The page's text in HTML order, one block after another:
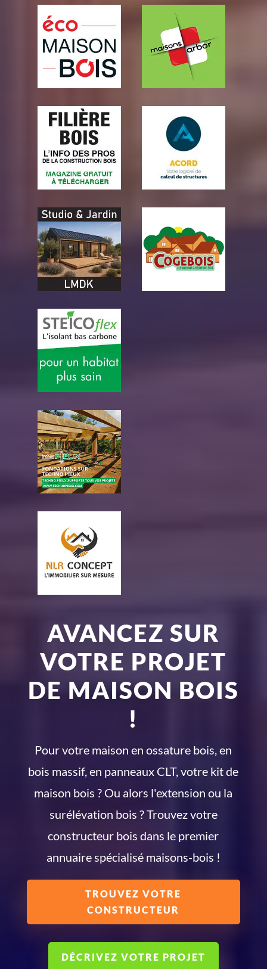
AVANCEZ SUR
VOTRE PROJET
DE MAISON BOIS
!
Pour votre maison en ossature bois, en
bois massif, en panneaux CLT, votre kit de
maison bois ? Ou alors l'extension ou la
surélévation bois ? Trouvez votre
constructeur bois dans le premier
annuaire spécialisé maisons-bois !
TROUVEZ VOTRE
CONSTRUCTEUR
DÉCRIVEZ VOTRE PROJET